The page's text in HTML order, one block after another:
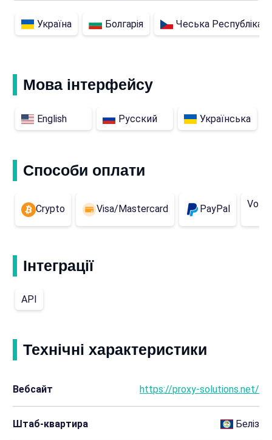
Україна Болгарія Чеська Республіка
Мова інтерфейсу
English Русский Українська
Способи оплати
Crypto Visa/Mastercard PayPal Volet
Інтеграції
API
Технічні характеристики
Вебсайт https://proxy-solutions.net/
Штаб-квартира Беліз